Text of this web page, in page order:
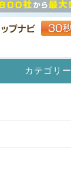
カテゴリー